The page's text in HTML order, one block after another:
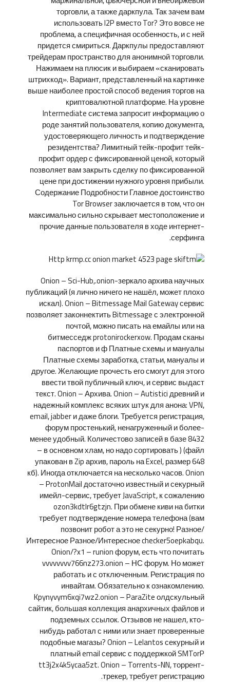
торговли, а также даркпула. Так зачем вам
использовать I2P вместо Tor? Это вовсе не
проблема, а специфичная особенность, и с ней
придется смириться. Даркпулы предоставляют
трейдерам пространство для анонимной торговли.
Нажимаем на плюсик и выбираем «сканировать
штрихкод». Вариант, представленный на картинке
выше наиболее простой способ ведения торгов на
криптовалютной платформе. На уровне
Intermediate система запросит информацию о
роде занятий пользователя, копию документа,
удостоверяющего личность и подтверждение
резидентства? Лимитный тейк-профит тейк-
профит ордер с фиксированной ценой, который
позволяет вам закрыть сделку по фиксированной
цене при достижении нужного уровня прибыли.
Содержание Подробности Главное достоинство
Tor Browser заключается в том, что он
максимально сильно скрывает местоположение и
прочие данные пользователя в ходе интернет-
серфинга.
Onion – Sci-Hub,.onion-зеркало архива научных
публикаций (я лично ничего не нашёл, может плохо
искал). Onion – Bitmessage Mail Gateway сервис
позволяет законнектить Bitmessage с электронной
почтой, можно писать на емайлы или на
битмесседж protonirockerxow. Продам сканы
паспортов и ф Платные схемы и мануалы
Платные схемы заработка, статьи, мануалы и
другое. Желающие прочесть его смогут для этого
ввести твой публичный ключ, и сервис выдаст
текст. Onion – Архива. Onion – Autistici древний и
надежный комплекс всяких штук для анона: VPN,
email, jabber и даже блоги. Требуется регистрация,
форум простенький, ненагруженный и более-
менее удобный. Количестово записей в базе 8432
– в основном хлам, но надо сортировать ) (файл
упакован в Zip архив, пароль на Excel, размер 648
кб). Иногда отключается на несколько часов. Onion
– ProtonMail достаточно известный и секурный
имейл-сервис, требует JavaScript, к сожалению
ozon3kdtlr6gtzjn. При обмене киви на битки
требует подтверждение номера телефона (вам
позвонит робот а это не секурно! Разное/
Интересное Разное/Интересное checker5oepkabqu.
Onion/?x1 – runion форум, есть что почитать
vvvvvvvv766nz273.onion – НС форум. Но может
работать и с отключенным. Регистрация по
инвайтам. Обязательно к ознакомлению.
Kpynyvym6xqi7wz2.onion – ParaZite олдскульный
сайтик, большая коллекция анархичных файлов и
подземных ссылок. Отзывов не нашел, кто-
нибудь работал с ними или знает проверенные
подобные магазы? Onion – Lelantos секурный и
платный email сервис с поддержкой SMTorP
tt3j2x4k5ycaa5zt. Onion – Torrents-NN, торрент-
трекер, требует регистрацию.